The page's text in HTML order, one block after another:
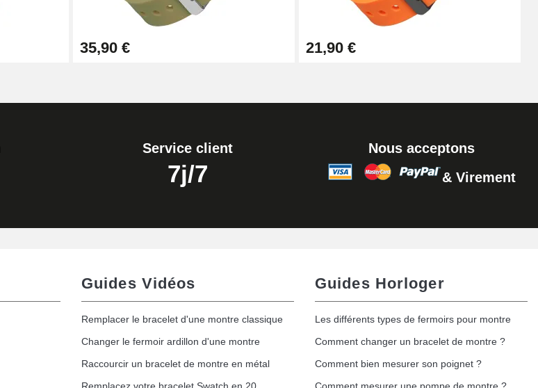
Ajouter au panier
35,90 € 21,90 €
Service client
7j/7
Nous acceptons
& Virement
Guides Vidéos
Remplacer le bracelet d'une montre classique
Changer le fermoir ardillon d'une montre
Raccourcir un bracelet de montre en métal
Guides Horloger
Les différents types de fermoirs pour montre
Comment changer un bracelet de montre ?
Comment bien mesurer son poignet ?